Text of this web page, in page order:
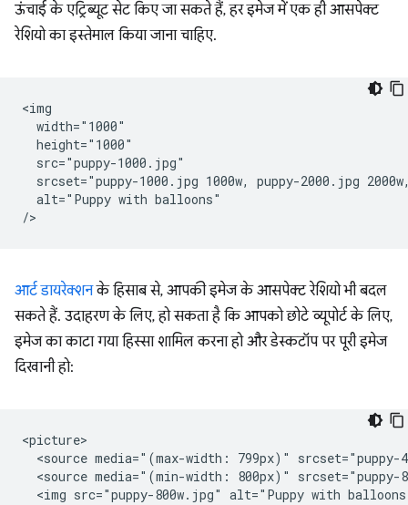
ऊंचाई के एट्रिब्यूट सेट किए जा सकते हैं, हर इमेज में एक ही आसपेक्ट
रेशियो का इस्तेमाल किया जाना चाहिए.
<img
  width="1000"
  height="1000"
  src="puppy-1000.jpg"
srcset="puppy-1000.jpg 1000w, puppy-2000.jpg
  alt="Puppy with balloons"
आर्ट डायरेक्शनके हिसाब से, आपकी इमेज के आसपेक्ट रेशियो भी बदल
सकते हैं. उदाहरण के लिए, हो सकता है कि आपको छोटे व्यूपोर्ट के लिए,
इमेज का काटा गया हिस्सा शामिल करना हो और डेस्कटॉप पर पूरी इमेज
दिखानी हो:
<picture>
<source media="(max-width: 799px)" srcset="puppy-
<source media="(min-width: 800px)" srcset="puppy-
<img src="puppy-800w.jpg" alt="Puppy with